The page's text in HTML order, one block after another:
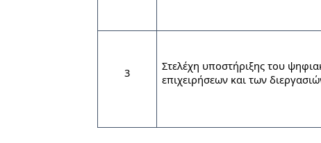
3
Στελέχη υποστήριξης του
επιχειρήσεων και των